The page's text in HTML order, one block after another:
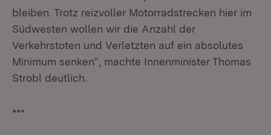
bleiben. Trotz reizvoller Motorradstrecken hier im
Südwesten wollen wir die Anzahl der
Verkehrstoten und Verletzten auf ein absolutes
Minimum senken“, machte Innenminister Thomas
Strobl deutlich.
***